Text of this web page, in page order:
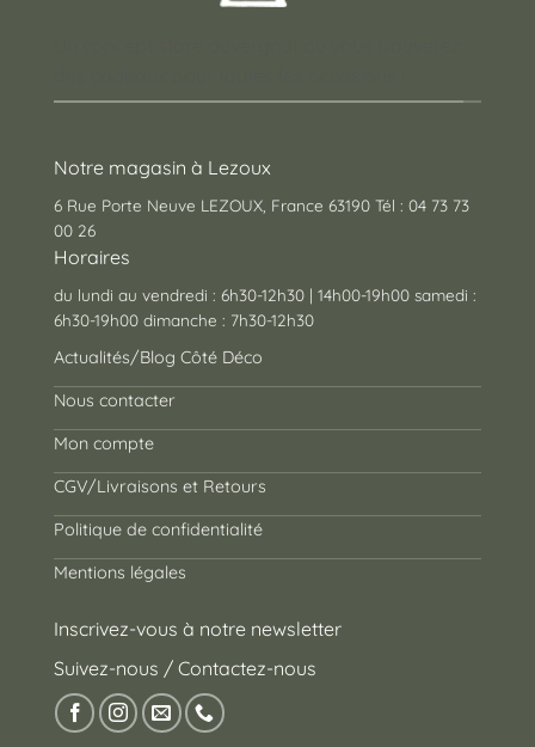
Notre magasin à Lezoux
6 Rue Porte Neuve LEZOUX, France 63190 Tél : 04 73 73
00 26
Horaires
du lundi au vendredi : 6h30-12h30 | 14h00-19h00 samedi :
6h30-19h00 dimanche : 7h30-12h30
Actualités/Blog Côté Déco
Nous contacter
Mon compte
CGV/Livraisons et Retours
Politique de confidentialité
Mentions légales
Inscrivez-vous à notre newsletter
Suivez-nous / Contactez-nous